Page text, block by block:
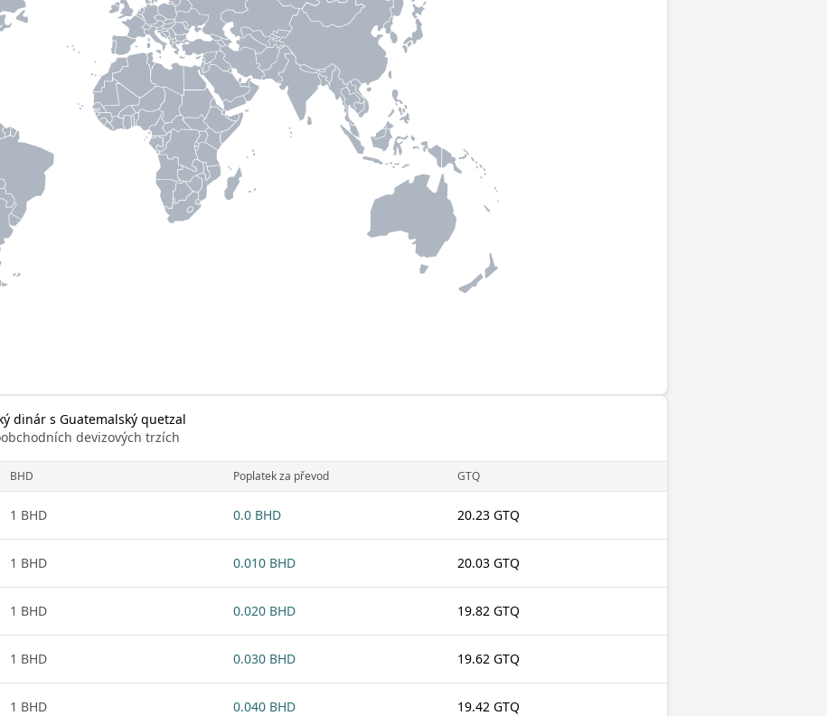
dinár s Guatemalský quetzal
devizových trzích
BHD Poplatek za převod GTQ
1 BHD 0.0 BHD 20.23 GTQ
1 BHD 0.010 BHD 20.03 GTQ
1 BHD 0.020 BHD 19.82 GTQ
1 BHD 0.030 BHD 19.62 GTQ
1 BHD 0.040 BHD 19.42 GTQ